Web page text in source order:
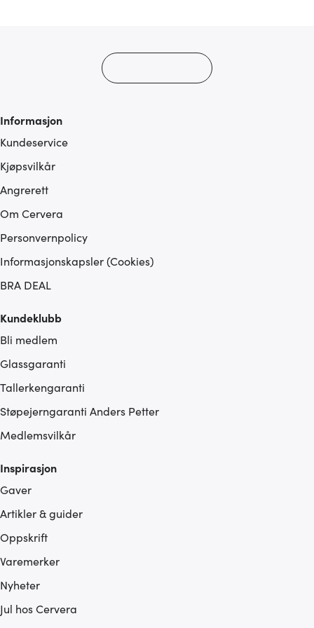
Informasjon
Kundeservice
Kjøpsvilkår
Angrerett
Om Cervera
Personvernpolicy
Informasjonskapsler (Cookies)
BRA DEAL
Kundeklubb
Bli medlem
Glassgaranti
Tallerkengaranti
Støpejerngaranti Anders Petter
Medlemsvilkår
Inspirasjon
Gaver
Artikler & guider
Oppskrift
Varemerker
Nyheter
Jul hos Cervera